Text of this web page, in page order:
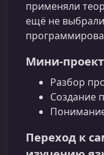
применяли
ещё не
Мини-
Разбор
Создание
Переход к